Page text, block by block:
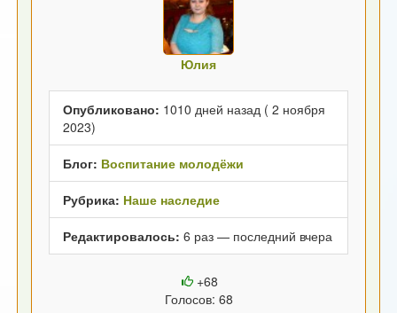
Юлия
Опубликовано: 1010 дней назад ( 2 ноября
2023)
Блог: Воспитание молодёжи
Рубрика: Наше наследие
Редактировалось: 6 раз — последний вчера
+68
Голосов: 68